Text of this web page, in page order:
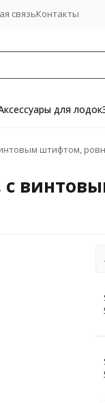
связьКонтакты
для лодок
штифтом,